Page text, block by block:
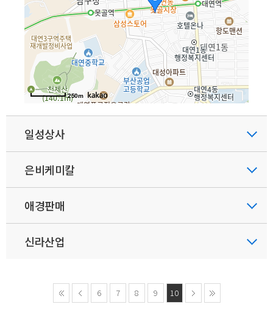
250m
일성상사
은비케미칼
애경판매
신라산업
6 7 8 9 10